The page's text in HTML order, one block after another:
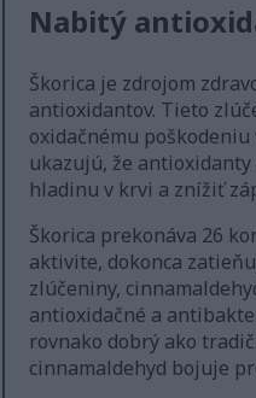
Nabitý
Škorica je zdrojom
antioxidantov. Tieto
oxidačnému
ukazujú, že
hladinu v krvi a znížiť
Škorica prekonáva 26
aktivite, dokonca
zlúčeniny,
antioxidačné a
rovnako dobrý ako
cinnamaldehyd bojuje